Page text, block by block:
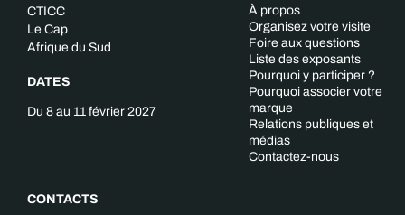
CTICC
Le Cap
Afrique du Sud
DATES
Du 8 au 11 février 2027
CONTACTS
À propos
Organisez votre visite
Foire aux questions
Liste des exposants
Pourquoi y participer ?
Pourquoi associer votre
marque
Relations publiques et
médias
Contactez-nous